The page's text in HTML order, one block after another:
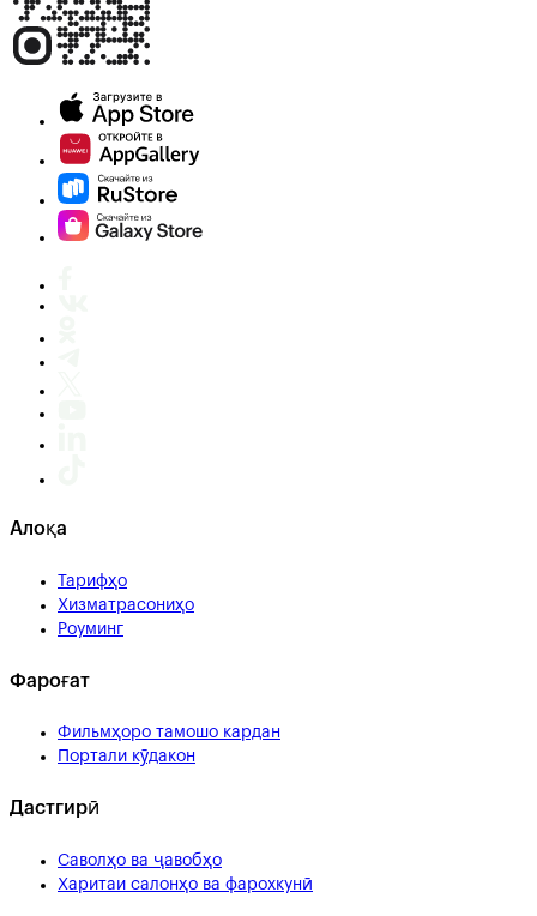
Алоқа
Тарифҳо
Хизматрасониҳо
Роуминг
Фароғат
Фильмҳоро тамошо кардан
Портали кӯдакон
Дастгирӣ
Саволҳо ва ҷавобҳо
Харитаи салонҳо ва фарохкунӣ